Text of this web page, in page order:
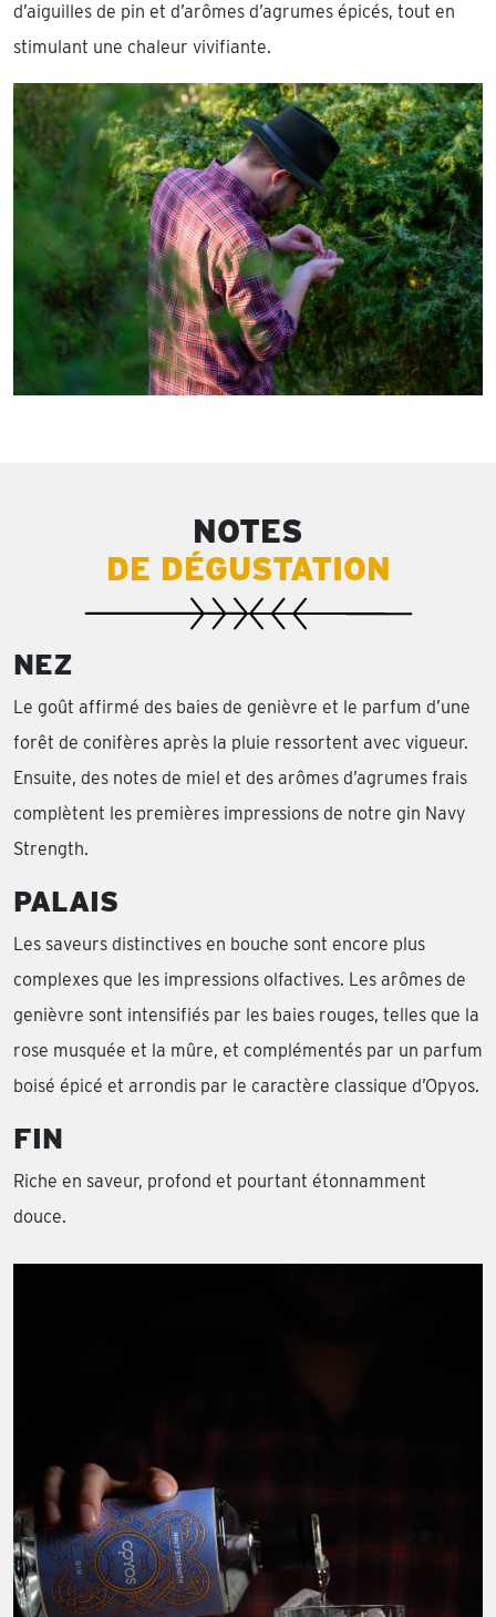
d’aiguilles de pin et d’arômes d’agrumes épicés, tout en
stimulant une chaleur vivifiante.
NOTES
DE DÉGUSTATION
NEZ
Le goût affirmé des baies de genièvre et le parfum d’une
forêt de conifères après la pluie ressortent avec vigueur.
Ensuite, des notes de miel et des arômes d’agrumes frais
complètent les premières impressions de notre gin Navy
Strength.
PALAIS
Les saveurs distinctives en bouche sont encore plus
complexes que les impressions olfactives. Les arômes de
genièvre sont intensifiés par les baies rouges, telles que la
rose musquée et la mûre, et complémentés par un parfum
boisé épicé et arrondis par le caractère classique d’Opyos.
FIN
Riche en saveur, profond et pourtant étonnamment
douce.